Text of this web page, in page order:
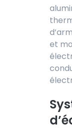
et